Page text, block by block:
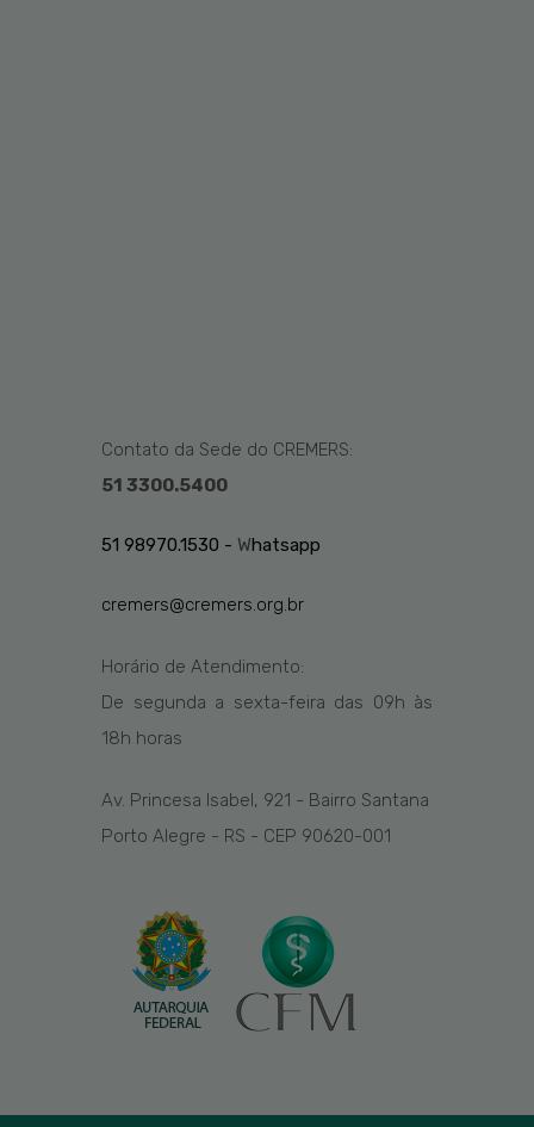
Contato da Sede do CREMERS:
51 3300.5400
51 98970.1530 - Whatsapp
cremers@cremers.org.br
Horário de Atendimento:
De segunda a sexta-feira das 09h às
18h horas
Av. Princesa Isabel, 921 - Bairro Santana
Porto Alegre - RS - CEP 90620-001